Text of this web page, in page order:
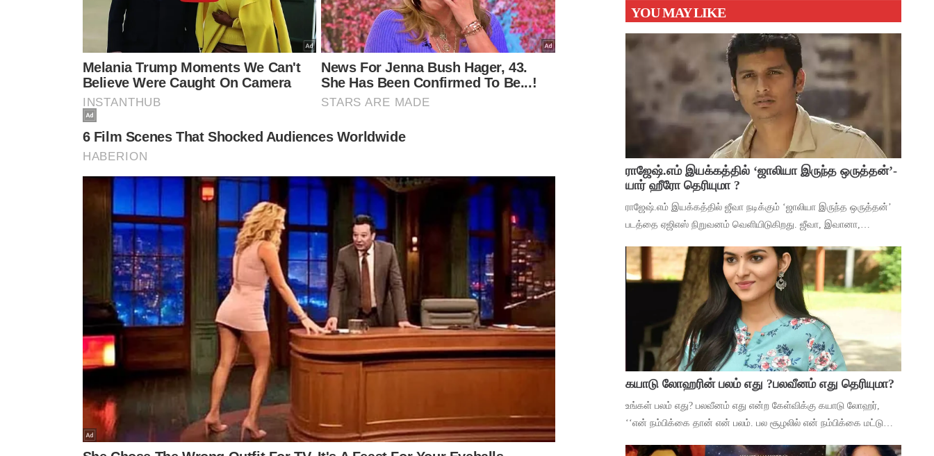
YOU MAY LIKE
ராஜேஷ்.எம் இயக்கத்தில் ‘ஜாலியா இருந்த ஒருத்தன்’-
யார் ஹீரோ தெரியுமா ?
ராஜேஷ்.எம் இயக்கத்தில் ஜீவா நடிக்கும் ‘ஜாலியா இருந்த ஒருத்தன்’
படத்தை ஏஜிஎஸ் நிறுவனம் வெளியிடுகிறது. ஜீவா, இவானா,
ஒளிப்பதிவு செய்த
கயாடு லோஹரின் பலம் எது ?பலவீனம் எது தெரியுமா?
உங்கள் பலம் எது? பலவீனம் எது என்ற கேள்விக்கு கயாடு லோஹர்,
‘‘என் நம்பிக்கை தான் என் பலம். பல சூழலில் என் நம்பிக்கை மட்டுமே